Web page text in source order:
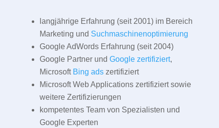
langjährige Erfahrung (seit 2001) im Bereich
Marketing und Suchmaschinenoptimierung
Google AdWords Erfahrung (seit 2004)
Google Partner und Google zertifiziert,
Microsoft Bing adszertifiziert
Microsoft Web Applications zertifiziert sowie
weitere Zertifizierungen
kompetentes Team von Spezialisten und
Google Experten